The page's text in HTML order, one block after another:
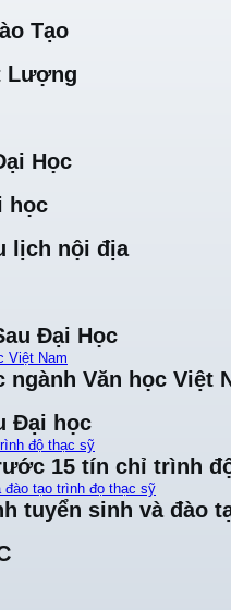
Tạo
Lượng
Học
học
lịch nội địa
Đại Học
Việt Nam
Văn học Việt
Đại học
độ thạc sỹ
15 tín chỉ trình
tạo trình đọ thạc sỹ
tuyển sinh và đào